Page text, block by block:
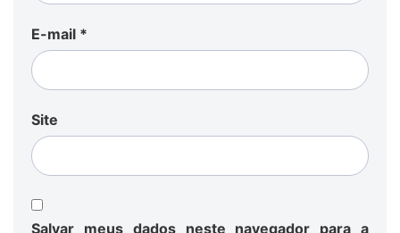
E-mail *
Site
Salvar meus dados neste navegador para a